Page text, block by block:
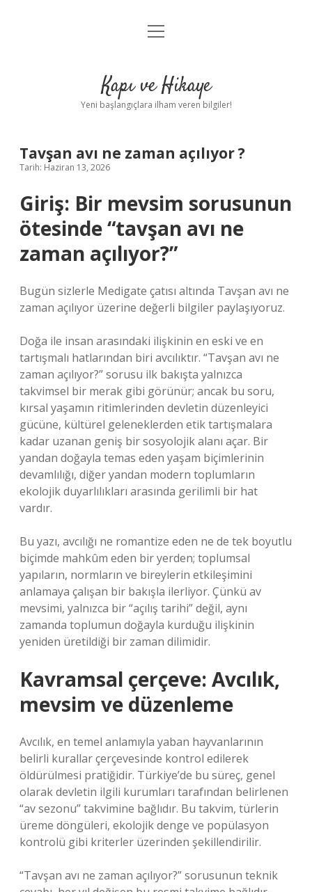
Anasayfa
Yasal Uyarı
menüyü
Kapı ve Hikaye
Yeni başlangıçlara ilham veren bilgiler!
Tavşan avı ne zaman açılıyor ?
Tarih: Haziran 13, 2026
Giriş: Bir mevsim sorusunun
ötesinde “tavşan avı ne
zaman açılıyor?”
Bugün sizlerle Medigate çatısı altında Tavşan avı ne
zaman açılıyor üzerine değerli bilgiler paylaşıyoruz.
Doğa ile insan arasındaki ilişkinin en eski ve en
tartışmalı hatlarından biri avcılıktır. “Tavşan avı ne
zaman açılıyor?” sorusu ilk bakışta yalnızca
takvimsel bir merak gibi görünür; ancak bu soru,
kırsal yaşamın ritimlerinden devletin düzenleyici
gücüne, kültürel geleneklerden etik tartışmalara
kadar uzanan geniş bir sosyolojik alanı açar. Bir
yandan doğayla temas eden yaşam biçimlerinin
devamlılığı, diğer yandan modern toplumların
ekolojik duyarlılıkları arasında gerilimli bir hat
vardır.
Bu yazı, avcılığı ne romantize eden ne de tek boyutlu
biçimde mahkûm eden bir yerden; toplumsal
yapıların, normların ve bireylerin etkileşimini
anlamaya çalışan bir bakışla ilerliyor. Çünkü av
mevsimi, yalnızca bir “açılış tarihi” değil, aynı
zamanda toplumun doğayla kurduğu ilişkinin
yeniden üretildiği bir zaman dilimidir.
Kavramsal çerçeve: Avcılık,
mevsim ve düzenleme
Avcılık, en temel anlamıyla yaban hayvanlarının
belirli kurallar çerçevesinde kontrol edilerek
öldürülmesi pratiğidir. Türkiye’de bu süreç, genel
olarak devletin ilgili kurumları tarafından belirlenen
“av sezonu” takvimine bağlıdır. Bu takvim, türlerin
üreme döngüleri, ekolojik denge ve popülasyon
kontrolü gibi kriterler üzerinden şekillendirilir.
“Tavşan avı ne zaman açılıyor?” sorusunun teknik